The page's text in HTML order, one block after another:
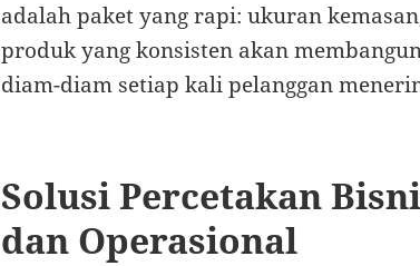
adalah paket yang rapi: ukuran
produk yang konsisten akan
diam-diam setiap kali pelanggan
Solusi Percetakan
dan Operasional